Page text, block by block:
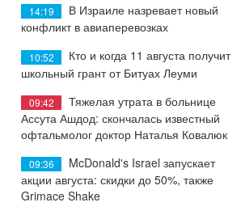
14:19
В Израиле назревает новый
конфликт в авиаперевозках
10:52
Кто и когда 11 августа получит
школьный грант от Битуах Леуми
09:42
Тяжелая утрата в больнице
Ассута Ашдод: скончалась известный
офтальмолог доктор Наталья Ковалюк
09:36
McDonald's Israel запускает
акции августа: скидки до 50%, также
Grimace Shake